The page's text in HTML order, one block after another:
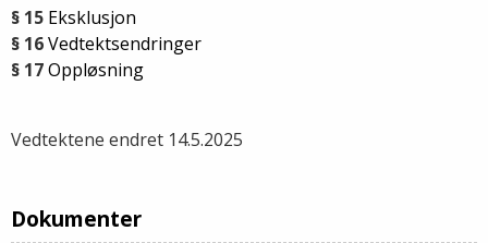
§ 15 Eksklusjon
§ 16Vedtektsendringer
§ 17Oppløsning
Vedtektene endret 14.5.2025
Dokumenter